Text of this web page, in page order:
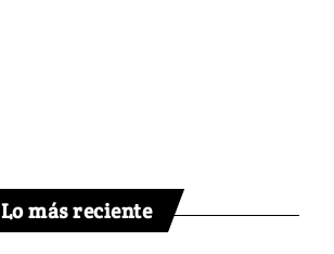
Lo más reciente